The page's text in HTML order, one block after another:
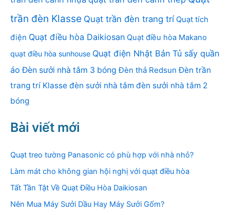
trần đèn Klasse Quạt trần đèn trang trí Quạt tích
điện Quạt điều hòa Daikiosan Quạt điều hòa Makano
quạt điều hòa sunhouse Quạt điện Nhật Bản Tủ sấy quần
áo Đèn sưởi nhà tắm 3 bóng Đèn thả Redsun Đèn trần
trang trí Klasse đèn sưởi nhà tắm đèn sưởi nhà tắm 2
bóng
Bài viết mới
Quạt treo tường Panasonic có phù hợp với nhà nhỏ?
Làm mát cho không gian hội nghị với quạt điều hòa
Tất Tần Tật Về Quạt Điều Hòa Daikiosan
Nên Mua Máy Sưởi Dầu Hay Máy Sưởi Gốm?